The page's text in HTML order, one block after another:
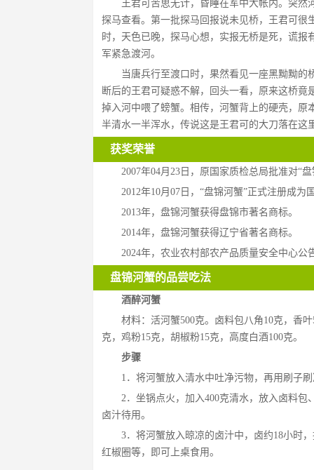
王君可苦思无计，昏睡在军中大帐内。突然
探马查看。第一批探马回报说未见桥，王君可
时，天色已晚，探马心想，实报无桥是死，谎
军紧急渡河。
当唐兵行至渡口时，果然看见一座黑黝黝
断后的王君可疑惑不解，回头一看，原来这桥
掉入河中喂了螃蟹。相传，河蟹背上的硬壳，
半清水一半浑水，传说这是王君可的大刀落在这
获奖荣誉
2007年04月23日，原国家质检总局批准对“
2012年10月07日，“盘锦河蟹”正式注册成为
2013年，盘锦河蟹获得盘锦市著名商标。
2014年，盘锦河蟹获得辽宁省著名商标。
2024年，农业农村部农产品质量安全中心
盘锦河蟹的品尝吃法
酒醉河蟹
材料：活河蟹500克。卤料包八角10克，香
克，鸡粉15克，胡椒粉15克，高度白酒100克。
步骤
1．将河蟹放入清水中吐净污物，再用刷子
2．坐锅点火，加入400克清水，放入卤料
卤汁待用。
3．将河蟹放入晾凉的卤汁中，卤约18小时
红椒圈等，即可上桌食用。